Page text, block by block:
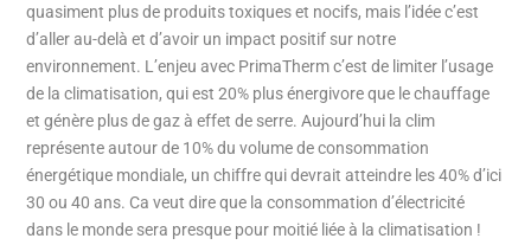
quasiment plus de produits toxiques et nocifs, mais l’idée c’est
d’aller au-delà et d’avoir un impact positif sur notre
environnement. L’enjeu avec PrimaTherm c’est de limiter l’usage
de la climatisation, qui est 20% plus énergivore que le chauffage
et génère plus de gaz à effet de serre. Aujourd’hui la clim
représente autour de 10% du volume de consommation
énergétique mondiale, un chiffre qui devrait atteindre les 40% d’ici
30 ou 40 ans. Ca veut dire que la consommation d’électricité
dans le monde sera presque pour moitié liée à la climatisation !